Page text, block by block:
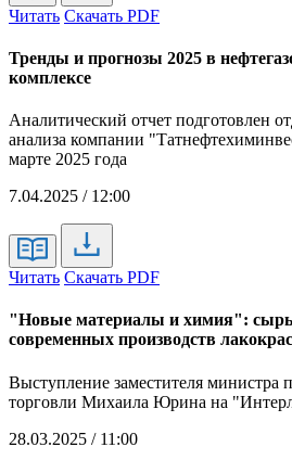
Читать Скачать PDF
Тренды и прогнозы 2025 в
комплексе
Аналитический отчет подготовлен
анализа компании
марте 2025 года
7.04.2025 / 12:00
Читать Скачать PDF
"Новые материалы и химия":
современных производств
Выступление заместителя министра
торговли Михаила Юрина на
28.03.2025 / 11:00